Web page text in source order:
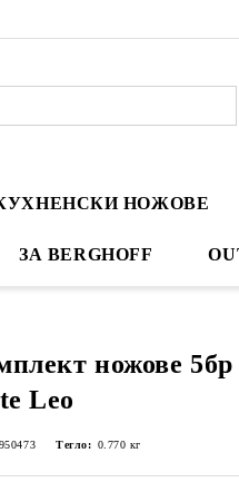
НОЖОВЕ
ЗА BERGHOFF
ножове
Leo
Тегло: 0.770 кг